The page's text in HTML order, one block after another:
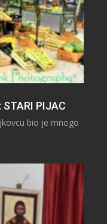
PIJAC
bio je mnogo